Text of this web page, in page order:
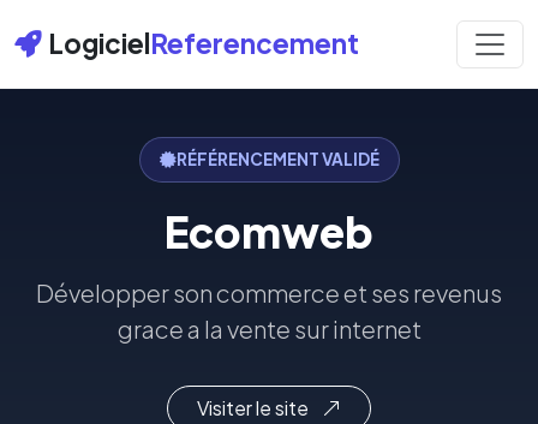
LogicielReferencement
RÉFÉRENCEMENT VALIDÉ
Ecomweb
Développer son commerce et ses revenus
grace a la vente sur internet
Visiter le site